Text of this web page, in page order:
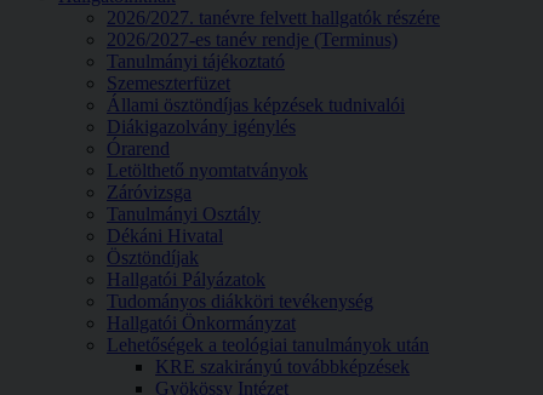
2026/2027. tanévre felvett hallgatók részére
2026/2027-es tanév rendje (Terminus)
Tanulmányi tájékoztató
Szemeszterfüzet
Állami ösztöndíjas képzések tudnivalói
Diákigazolvány igénylés
Órarend
Letölthető nyomtatványok
Záróvizsga
Tanulmányi Osztály
Dékáni Hivatal
Ösztöndíjak
Hallgatói Pályázatok
Tudományos diákköri tevékenység
Hallgatói Önkormányzat
Lehetőségek a teológiai tanulmányok után
KRE szakirányú továbbképzések
Gyökössy Intézet